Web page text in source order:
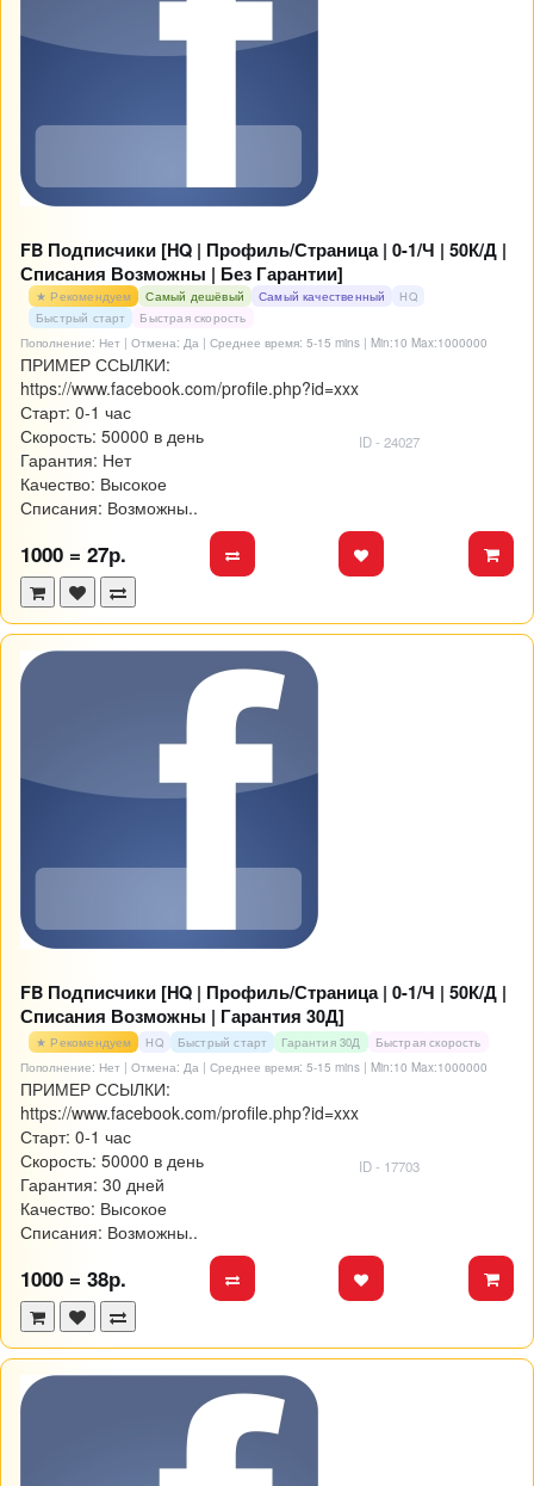
FB Подписчики [HQ | Профиль/Страница | 0-1/Ч | 50К/Д |
Списания Возможны | Без Гарантии]
★ Рекомендуем Самый дешёвый Самый качественный
HQ
Быстрый старт
Быстрая скорость
Пополнение: Нет | Отмена: Да | Среднее время: 5-15 mins | Min:10 Max:1000000
ПРИМЕР ССЫЛКИ:
https://www.facebook.com/profile.php?id=xxx
Старт: 0-1 час
Скорость: 50000 в день
Гарантия: Нет
Качество: Высокое
Списания: Возможны..
ID - 24027
1000 = 27р.
FB Подписчики [HQ | Профиль/Страница | 0-1/Ч | 50К/Д |
Списания Возможны | Гарантия 30Д]
★ Рекомендуем HQ Быстрый старт Гарантия 30Д
Быстрая скорость
Пополнение: Нет | Отмена: Да | Среднее время: 5-15 mins | Min:10 Max:1000000
ПРИМЕР ССЫЛКИ:
https://www.facebook.com/profile.php?id=xxx
Старт: 0-1 час
Скорость: 50000 в день
Гарантия: 30 дней
Качество: Высокое
Списания: Возможны..
ID - 17703
1000 = 38р.